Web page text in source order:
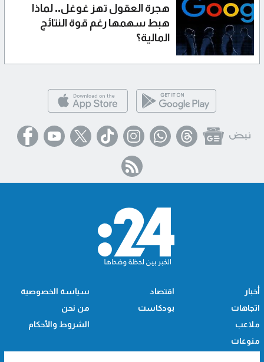
هجرة العقول تهز غوغل.. لماذا
هبط سهمها رغم قوة النتائج
المالية؟
أخبار
اتجاهات
ملاعب
منوعات
اقتصاد
بودكاست
سياسة الخصوصية
من نحن
الشروط والأحكام